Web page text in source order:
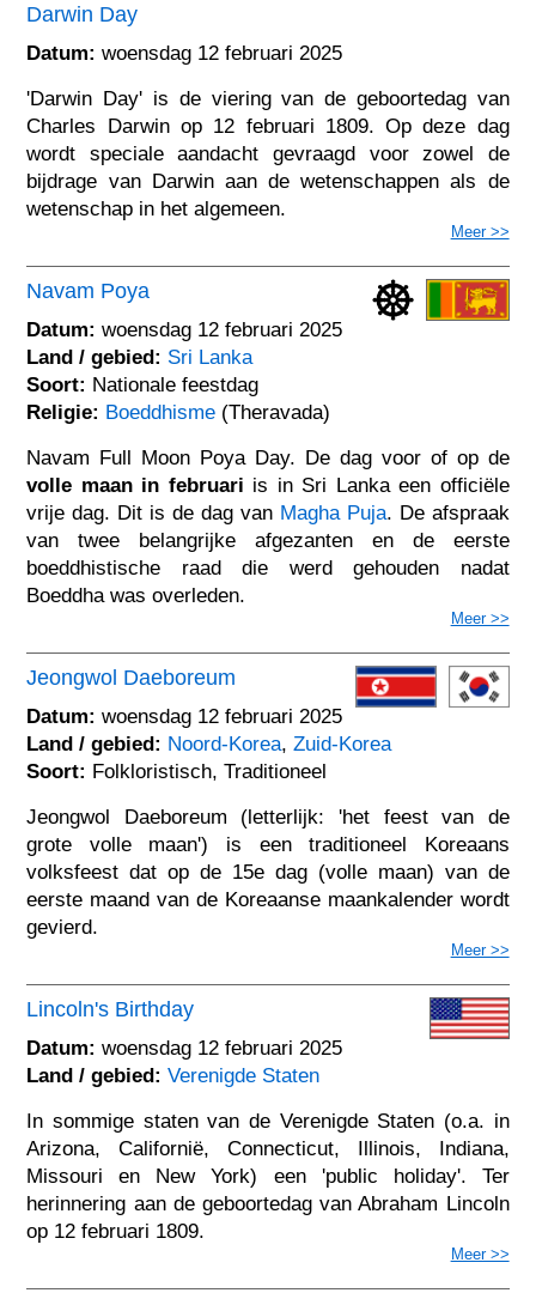
Darwin Day
Datum: woensdag 12 februari 2025
'Darwin Day' is de viering van de geboortedag van
Charles Darwin op 12 februari 1809. Op deze dag
wordt speciale aandacht gevraagd voor zowel de
bijdrage van Darwin aan de wetenschappen als de
wetenschap in het algemeen.
Meer >>
Navam Poya
Datum: woensdag 12 februari 2025
Land / gebied: Sri Lanka
Soort: Nationale feestdag
Religie: Boeddhisme (Theravada)
Navam Full Moon Poya Day. De dag voor of op de
volle maan in februari is in Sri Lanka een officiële
vrije dag. Dit is de dag van Magha Puja. De afspraak
van twee belangrijke afgezanten en de eerste
boeddhistische raad die werd gehouden nadat
Boeddha was overleden.
Meer >>
Jeongwol Daeboreum
Datum: woensdag 12 februari 2025
Land / gebied: Noord-Korea,Zuid-Korea
Soort: Folkloristisch, Traditioneel
Jeongwol Daeboreum (letterlijk: 'het feest van de
grote volle maan') is een traditioneel Koreaans
volksfeest dat op de 15e dag (volle maan) van de
eerste maand van de Koreaanse maankalender wordt
gevierd.
Meer >>
Lincoln's Birthday
Datum: woensdag 12 februari 2025
Land / gebied: Verenigde Staten
In sommige staten van de Verenigde Staten (o.a. in
Arizona, Californië, Connecticut, Illinois, Indiana,
Missouri en New York) een 'public holiday'. Ter
herinnering aan de geboortedag van Abraham Lincoln
op 12 februari 1809.
Meer >>